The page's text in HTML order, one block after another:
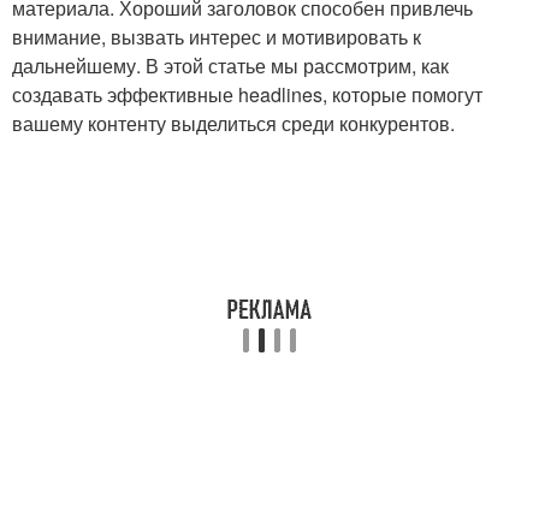
Платье с запахом Маленькое платье
материала. Хороший заголовок способен привлечь
внимание, вызвать интерес и мотивировать к
дальнейшему. В этой статье мы рассмотрим, как
создавать эффективные headlines, которые помогут
вашему контенту выделиться среди конкурентов.